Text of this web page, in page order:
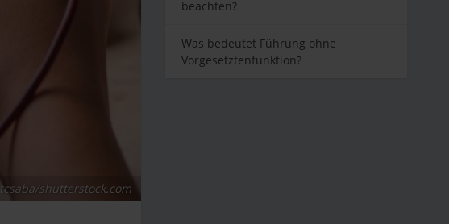
tcsaba/shutterstock.com
beachten?
Was bedeutet Führung ohne
Vorgesetztenfunktion?